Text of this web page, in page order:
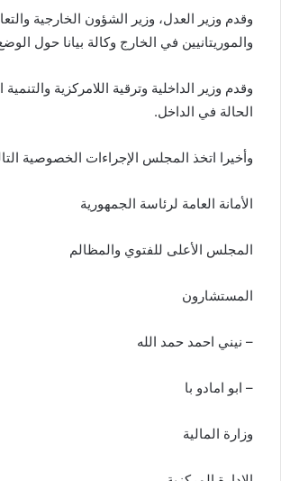
وقدم وزير العدل، وزير الشؤون الخارجية
والموريتانيين في الخارج وكالة بيانا حول
وقدم وزير الداخلية وترقية اللامركزية والتنمية
الحالة في الداخل.
وأخيرا اتخذ المجلس الإجراءات الخصوصية
الأمانة العامة لرئاسة الجمهورية
المجلس الأعلى للفتوي والمظالم
المستشارون
– نيني احمد حمد الله
– ابو امادو با
وزارة المالية